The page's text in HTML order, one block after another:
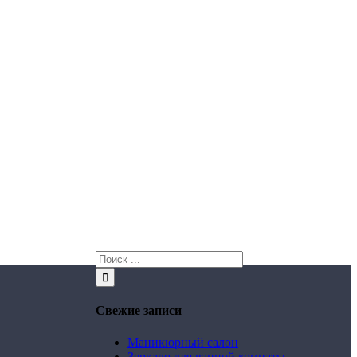
Свежие записи
Маникюрный салон